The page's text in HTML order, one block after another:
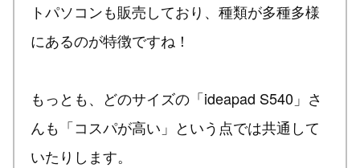
トパソコンも販売しており、種類が多種多様
にあるのが特徴ですね！
もっとも、どのサイズの「ideapad S540」さ
んも「コスパが高い」という点では共通して
いたりします。